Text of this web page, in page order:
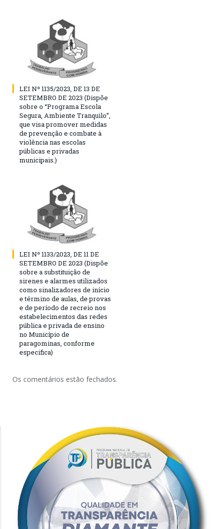
LEI Nº 1135/2023, DE 13 DE
SETEMBRO DE 2023 (Dispõe
sobre o “Programa Escola
Segura, Ambiente Tranquilo”,
que visa promover medidas
de prevenção e combate à
violência nas escolas
públicas e privadas
municipais.)
LEI Nº 1133/2023, DE 11 DE
SETEMBRO DE 2023 (Dispõe
sobre a substituição de
sirenes e alarmes utilizados
como sinalizadores de início
e término de aulas, de provas
e de período de recreio nos
estabelecimentos das redes
pública e privada de ensino
no Município de
paragominas, conforme
especifica)
Os comentários estão fechados.